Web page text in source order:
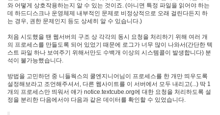
와 어떻게 상호작용하는지 알 수 있는 것이죠. (아니면 특정 파일을 읽어야 하는
데 하드디스크나 운영체제 내부적인 문제로 비정상적으로 오래 걸린다든지 하
는 경우, 권한 문제인지 등도 상세히 알 수 있습니다.)
처음 시도했을 땐 웹서버의 구조 상 각각의 동시 요청을 처리하기 위해 여러 개
의 프로세스를 만들도록 되어 있었기 때문에 로그가 너무 많이 나와서(간단한 텍
스트 파일 하나 보여주기 위해서만도 수백개 이상의 시스템콜이 발생합니다) 분
석이 불가능했습니다.
방법을 고민하던 중 니들웍스의 쿨엔지니어님이 프로세스를 한 개만 띄우도록
설정해보라고 조언해주셔서, 다른 웹사이트를 이 서버에서 모두 내리고(...) 딱 1
개의 프로세스만 띄워서 얘가 notice.textcube.org에 대한 요청을 처리하도록 설
정을 분리한 다음에서야 다음과 같은 데이터를 확인할 수 있었습니다.
기
33
차
가
운
이
야
기
10
즐
거